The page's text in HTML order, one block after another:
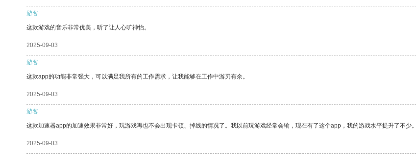
游客
这款游戏的音乐非常优美，听了让人心旷神怡。
2025-09-03
游客
这款app的功能非常强大，可以满足我所有的工作需求，让我能够在工作中游刃有余。
2025-09-03
游客
这款加速器app的加速效果非常好，玩游戏再也不会出现卡顿、掉线的情况了。我以前玩游戏经常会输，现在有了这个app，我的游戏水平提升了不少。
2025-09-03